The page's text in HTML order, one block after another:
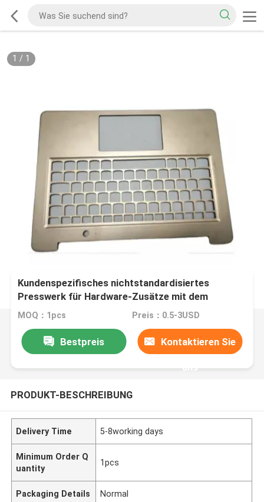
1 / 1
Kundenspezifisches nichtstandardisiertes
Presswerk für Hardware-Zusätze mit dem
Aluminiumedelstahl-kupfernen Messingmetall, das
PA stempelt
MOQ：1pcs Preis：0.5-3USD
Bestpreis Kontaktieren Sie
uns
PRODUKT-BESCHREIBUNG
Delivery Time 5-8working days
Minimum Order Q
uantity
1pcs
Packaging Details Normal